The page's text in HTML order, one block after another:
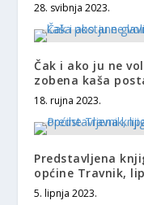
28. svibnja 2023.
Čak i ako ju ne
zobena kaša
18. rujna 2023.
Predstavljena
općine Travnik,
5. lipnja 2023.